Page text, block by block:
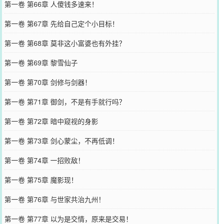
第一卷 第66章 人傻钱多速来！
第一卷 第67章 先给自己定个小目标！
第一卷 第68章 莫非这小富婆也有外挂？
第一卷 第69章 黎雪仙子
第一卷 第70章 剑修与剑器！
第一卷 第71章 御剑，不是有手就行吗？
第一卷 第72章 暗中窥视的身影
第一卷 第73章 剑心蒙尘，不再低调！
第一卷 第74章 一招败敌！
第一卷 第75章 魔影现！
第一卷 第76章 与世家共治九州！
第一卷 第77章 以为是交情，原来是交易！